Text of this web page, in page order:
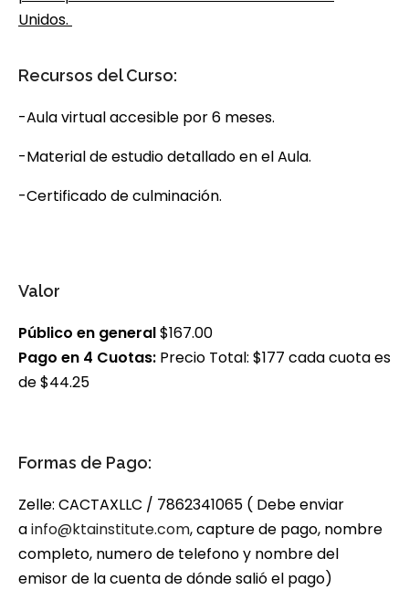
Unidos.
Recursos del Curso:
-Aula virtual accesible por 6 meses.
-Material de estudio detallado en el Aula.
-Certificado de culminación.
Valor
Público en general$167.00
Pago en 4 Cuotas: Precio Total: $177 cada cuota es
de $44.25
Formas de Pago:
Zelle: CACTAXLLC / 7862341065 ( Debe enviar
ainfo@ktainstitute.com, capture de pago, nombre
completo, numero de telefono y nombre del
emisor de la cuenta de dónde salió el pago)